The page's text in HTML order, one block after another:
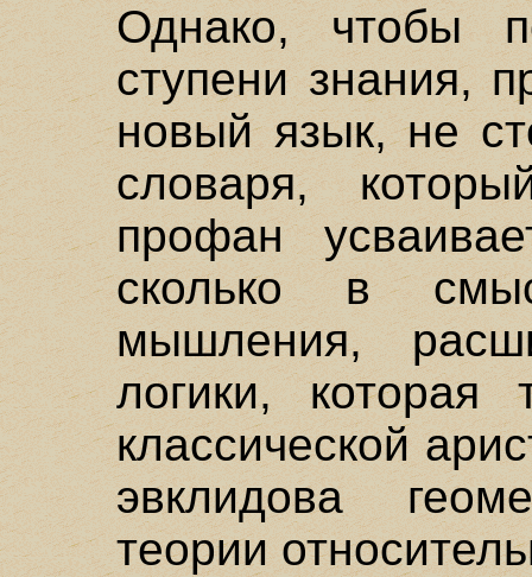
Однако, чтобы
ступени знания,
новый язык, не
словаря,
профан
сколько в
мышления,
логики, которая
классической
эвклидова
теории